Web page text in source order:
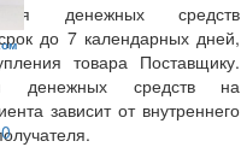
денежных средств
до 7 календарных дней,
товара Поставщику.
денежных средств на
зависит от внутреннего